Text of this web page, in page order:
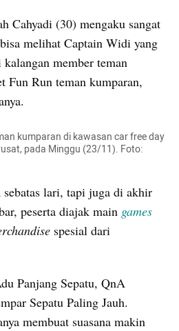
melihat Captain Widi yang
member teman
Fun Run teman kumparan,
kumparan di kawasan car free day
pada Minggu (23/11). Foto:
sebatas lari, tapi juga di akhir
peserta diajak main
spesial dari
Panjang Sepatu, QnA
Sepatu Paling Jauh.
membuat suasana makin